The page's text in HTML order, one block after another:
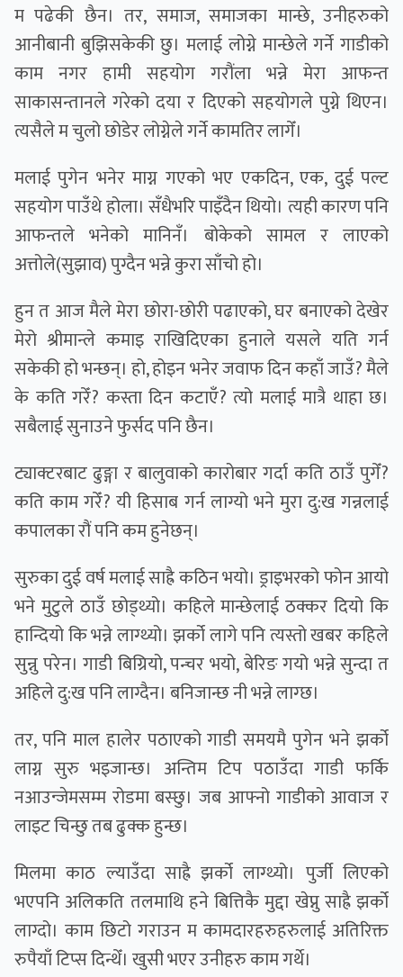
म पढेकी छैन। तर, समाज, समाजका मान्छे, उनीहरुको
आनीबानी बुझिसकेकी छु। मलाई लोग्ने मान्छेले गर्ने गाडीको
काम नगर हामी सहयोग गरौंला भन्ने मेरा आफन्त
साकासन्तानले गरेको दया र दिएको सहयोगले पुग्ने थिएन।
त्यसैले म चुलो छोडेर लोग्नेले गर्ने कामतिर लागेँ।
मलाई पुगेन भनेर माग्न गएको भए एकदिन, एक, दुई पल्ट
सहयोग पाउँथे होला। सँधैभरि पाइँदैन थियो। त्यही कारण पनि
आफन्तले भनेको मानिनँ। बोकेको सामल र लाएको
अत्तोले(सुझाव) पुग्दैन भन्ने कुरा साँचो हो।
हुन त आज मैले मेरा छोरा-छोरी पढाएको, घर बनाएको देखेर
मेरो श्रीमान्ले कमाइ राखिदिएका हुनाले यसले यति गर्न
सकेकी हो भन्छन्। हो, होइन भनेर जवाफ दिन कहाँ जाउँ? मैले
के कति गरेँ? कस्ता दिन कटाएँ? त्यो मलाई मात्रै थाहा छ।
सबैलाई सुनाउने फुर्सद पनि छैन।
ट्याक्टरबाट ढुङ्गा र बालुवाको कारोबार गर्दा कति ठाउँ पुगेँ?
कति काम गरेँ? यी हिसाब गर्न लाग्यो भने मुरा दु:ख गन्नलाई
कपालका रौं पनि कम हुनेछन्।
सुरुका दुई वर्ष मलाई साह्रै कठिन भयो। ड्राइभरको फोन आयो
भने मुटुले ठाउँ छोड्थ्यो। कहिले मान्छेलाई ठक्कर दियो कि
हान्दियो कि भन्ने लाग्थ्यो। झर्को लागे पनि त्यस्तो खबर कहिले
सुन्नु परेन। गाडी बिग्रियो, पन्चर भयो, बेरिङ गयो भन्ने सुन्दा त
अहिले दु:ख पनि लाग्दैन। बनिजान्छ नी भन्ने लाग्छ।
तर, पनि माल हालेर पठाएको गाडी समयमै पुगेन भने झर्को
लाग्न सुरु भइजान्छ। अन्तिम टिप पठाउँदा गाडी फर्कि
नआउन्जेमसम्म रोडमा बस्छु। जब आफ्नो गाडीको आवाज र
लाइट चिन्छु तब ढुक्क हुन्छ।
मिलमा काठ ल्याउँदा साह्रै झर्को लाग्थ्यो। पुर्जी लिएको
भएपनि अलिकति तलमाथि हने बित्तिकै मुद्दा खेप्नु साह्रै झर्को
लाग्दो। काम छिटो गराउन म कामदारहरुहरुलाई अतिरिक्त
रुपैयाँ टिप्स दिन्थेँ। खुसी भएर उनीहरु काम गर्थे।